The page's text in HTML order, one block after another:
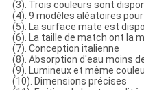
(3). Trois couleurs sont
(4). 9 modèles aléatoires
(5). La surface mate est
(6). La taille de match ont la
(7). Conception italienne
(8). Absorption d'eau moins
(9). Lumineux et même
(10). Dimensions précises